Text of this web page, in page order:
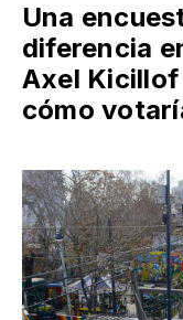
Una
diferencia
Axel Kicillof
cómo